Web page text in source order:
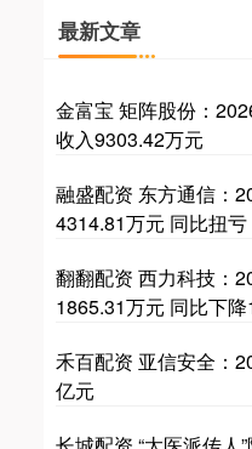
最新文章
金富宝 矩阵股份：
收入9303.42万元
融盛配资 东方通信：
4314.81万元 同比扭亏
翻翻配资 西力科技：
1865.31万元 同比下
禾百配资 亚信安全：
亿元